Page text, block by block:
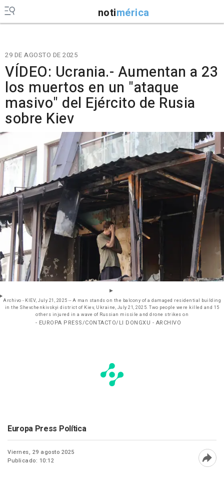
notimérica
29 DE AGOSTO DE 2025
VÍDEO: Ucrania.- Aumentan a 23
los muertos en un "ataque
masivo" del Ejército de Rusia
sobre Kiev
Archivo - KIEV, July 21, 2025 -- A man stands on the balcony of a damaged residential building
in the Shevchenkivskyi district of Kiev, Ukraine, July 21, 2025. Two people were killed and 15
others injured in a wave of Russian missile and drone strikes on
- EUROPA PRESS/CONTACTO/LI DONGXU - ARCHIVO
Europa Press Política
Viernes, 29 agosto 2025
Publicado: 10:12